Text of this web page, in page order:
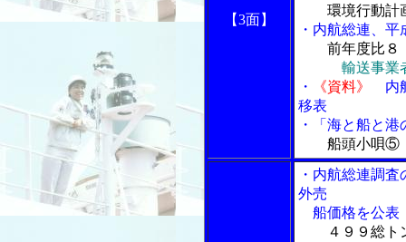
【3面】
環境行動計
・内航総連、
前年度比８
輸送事業
・
《資料》
内
移表
・「海と船と
船頭小唄⑤
・内航総連調
外売
船価格を公表
４９９総ト